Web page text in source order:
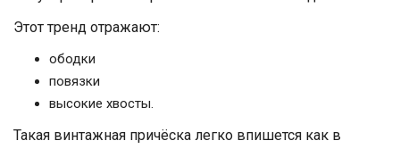
Этот тренд отражают:
ободки
повязки
высокие хвосты.
Такая винтажная причёска легко впишется как в